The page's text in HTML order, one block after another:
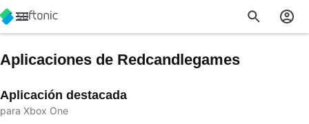
Aplicaciones de Redcandlegames
Aplicación destacada
para Xbox One